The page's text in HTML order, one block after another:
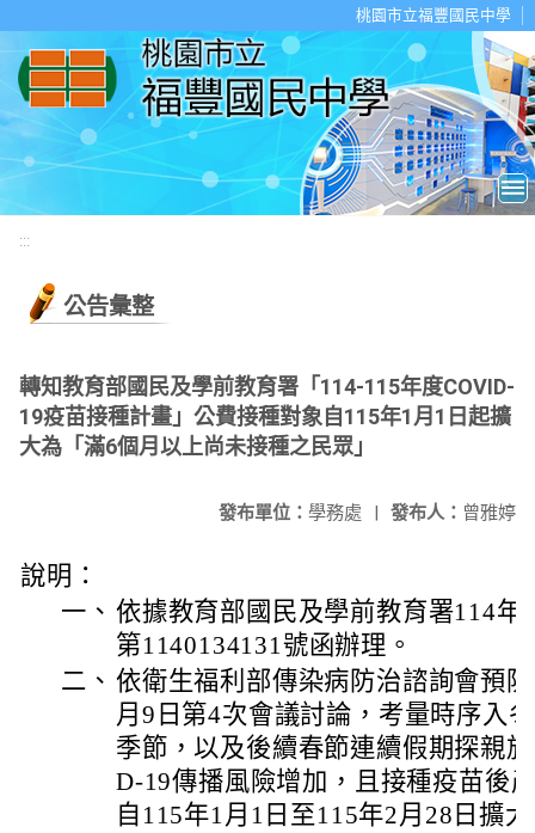
桃園市立福豐國民中學
:::
公告彙整
轉知教育部國民及學前教育署「114-115年度COVID-
19疫苗接種計畫」公費接種對象自115年1月1日起擴
大為「滿6個月以上尚未接種之民眾」
發布人： 曾雅婷
發布單位： 學務處 |
說明：
一、 依據教育部國民及學前教育署114年
第1140134131號函辦理。
二、 依衛生福利部傳染病防治諮詢會預
月9日第4次會議討論，考量時序入
季節，以及後續春節連續假期探親
D-19傳播風險增加，且接種疫苗後
自115年1月1日至115年2月28日擴